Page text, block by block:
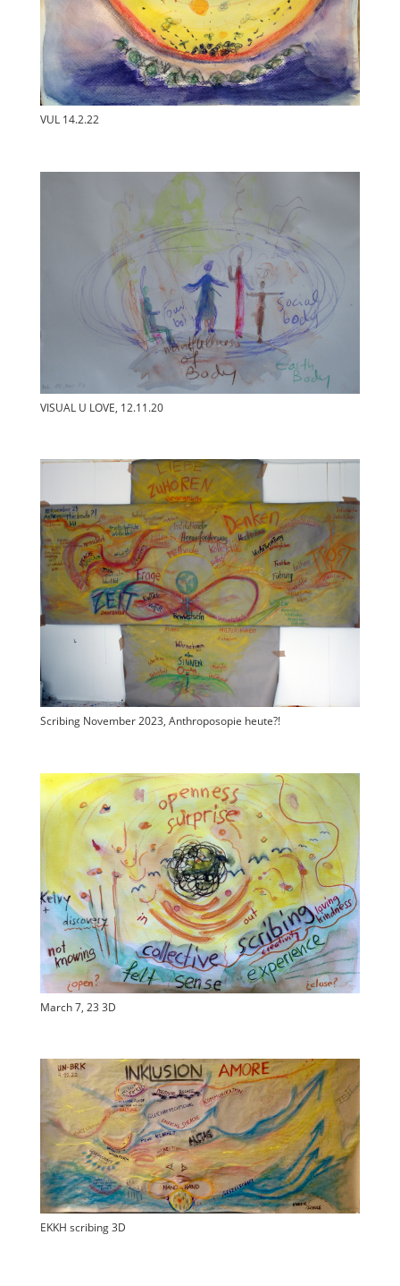
VUL 14.2.22
VISUAL U LOVE, 12.11.20
Scribing November 2023, Anthroposopie heute?!
March 7, 23 3D
EKKH scribing 3D